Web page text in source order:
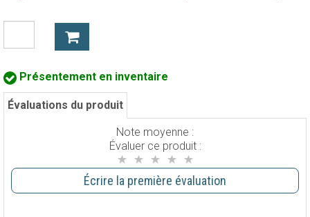
Présentement en inventaire
Évaluations du produit
Note moyenne :
Évaluer ce produit :
Écrire la première évaluation